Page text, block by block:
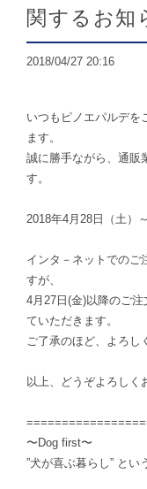
関するお知
2018/04/27 20:16
いつもピノエパルデを
ます。
誠に勝手ながら、通販
す。
2018年4月28日（土）
インタ－ネットでのご
すが、
4月27日(金)以降のご
ていただきます。
ご了承のほど、よろし
以上、どうぞよろしく
〜Dog first〜
”犬が喜ぶ暮らし” とい